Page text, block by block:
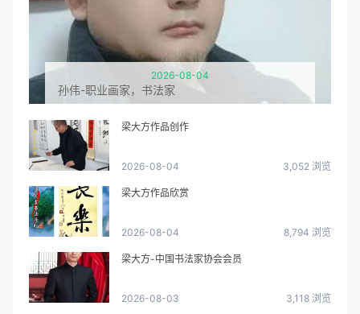
2026-08-04
孙伟-职业画家，书法家
梁大方作品创作
2026-08-04 3,052 浏览
梁大方作品欣赏
2026-08-04 8,794 浏览
梁大方-中国书法家协会会员
2026-08-03 3,118 浏览